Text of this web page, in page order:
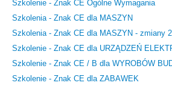
Szkolenie - Znak CE Ogólne Wymagania
Szkolenia - Znak CE dla MASZYN
Szkolenia - Znak CE dla MASZYN - zmiany
Szkolenie - Znak CE dla URZĄDZEŃ
Szkolenie - Znak CE / B dla WYROBÓW
Szkolenie - Znak CE dla ZABAWEK